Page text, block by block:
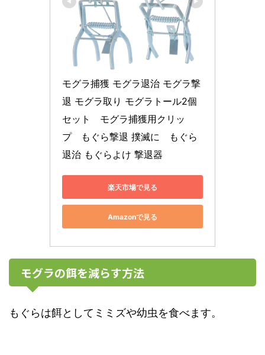
モグラ捕獲 モグラ退治 モグラ撃
退 モグラ取り モグラトール2個
セット　モグラ捕獲用クリッ
プ　もぐら撃退 撲滅に　もぐら
退治 もぐらよけ 撃退器
楽天市場で見る
Amazonで見る
モグラの餌を減らす方法
もぐらは餌としてミミズや幼虫を食べます。